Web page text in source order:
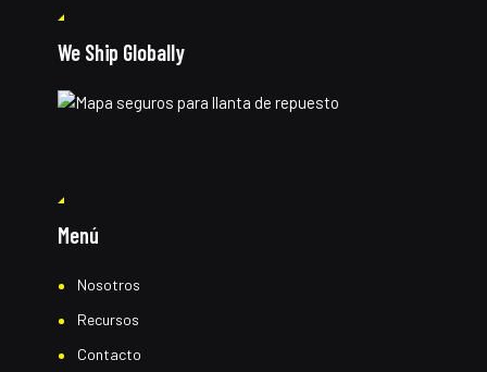
We Ship Globally
Menú
Nosotros
Recursos
Contacto